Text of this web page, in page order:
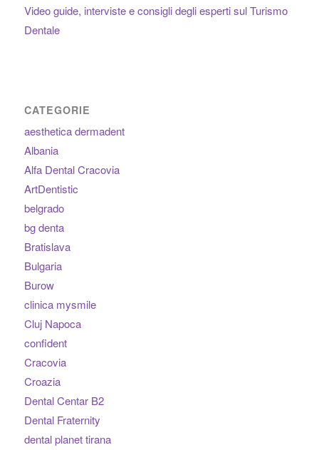
Video guide, interviste e consigli degli esperti sul Turismo
Dentale
CATEGORIE
aesthetica dermadent
Albania
Alfa Dental Cracovia
ArtDentistic
belgrado
bg denta
Bratislava
Bulgaria
Burow
clinica mysmile
Cluj Napoca
confident
Cracovia
Croazia
Dental Centar B2
Dental Fraternity
dental planet tirana